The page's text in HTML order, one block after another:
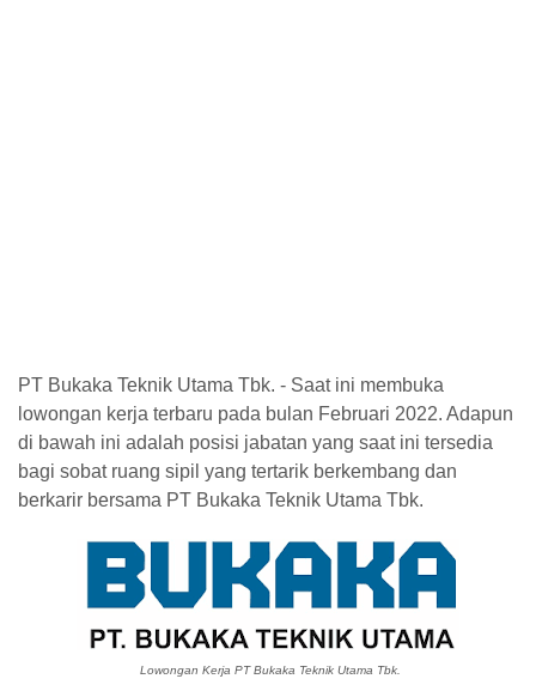
PT Bukaka Teknik Utama Tbk. - Saat ini membuka
lowongan kerja terbaru pada bulan Februari 2022. Adapun
di bawah ini adalah posisi jabatan yang saat ini tersedia
bagi sobat ruang sipil yang tertarik berkembang dan
berkarir bersama PT Bukaka Teknik Utama Tbk.
Lowongan Kerja PT Bukaka Teknik Utama Tbk.